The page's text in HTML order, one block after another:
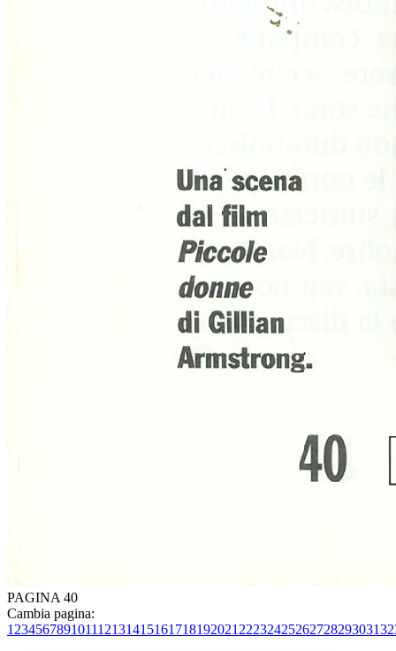
PAGINA 40
Cambia pagina:
1 23456789101112131415161718192021 2223242526272829303132